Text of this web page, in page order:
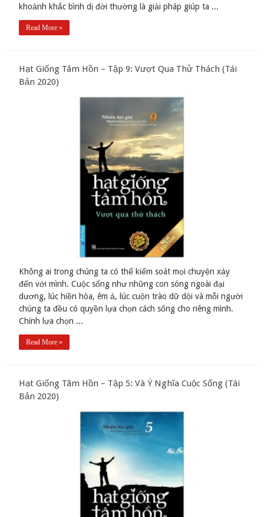
khoảnh khắc bình dị đời thường là giải pháp giúp ta ...
Read More »
Hạt Giống Tâm Hồn – Tập 9: Vượt Qua Thử Thách (Tái
Bản 2020)
Không ai trong chúng ta có thể kiểm soát mọi chuyện xảy
đến với mình. Cuộc sống như những con sóng ngoài đại
dương, lúc hiền hòa, êm ả, lúc cuộn trào dữ dội và mỗi người
chúng ta đều có quyền lựa chọn cách sống cho riêng mình.
Chính lựa chọn ...
Read More »
Hạt Giống Tâm Hồn – Tập 5: Và Ý Nghĩa Cuộc Sống (Tái
Bản 2020)